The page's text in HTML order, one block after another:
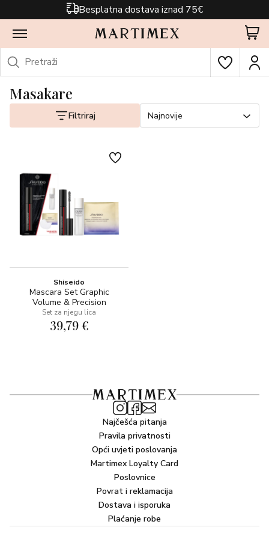
Besplatna dostava iznad 75€
Masakare
Filtriraj Najnovije
Shiseido
Mascara Set Graphic
Volume & Precision
Set za njegu lica
39,79 €
Najčešća pitanja
Pravila privatnosti
Opći uvjeti poslovanja
Martimex Loyalty Card
Poslovnice
Povrat i reklamacija
Dostava i isporuka
Plaćanje robe